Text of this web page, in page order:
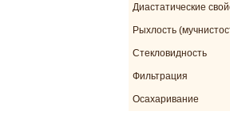
Диастатические
Рыхлость
Стекловидность
Фильтрация
Осахаривание